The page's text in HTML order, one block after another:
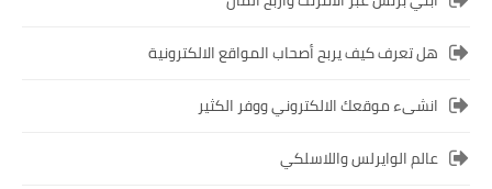
هل تعرف كيف يربح أصحاب المواقع الالكترونية
انشىء موقعك الالكتروني ووفر الكثير
عالم الوايرلس واللاسلكي